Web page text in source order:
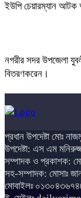
ইউপি চেয়ারম্যান
নগরীর সদর উপজেলা
বিতরণকরেন।
প্রধান উপদেষ্টা মোঃ
উপদেষ্টা: এস এম
সম্পাদক ও প্রকাশক:
সহ-সম্পাদক: মোসাঃ
মোবাইলঃ